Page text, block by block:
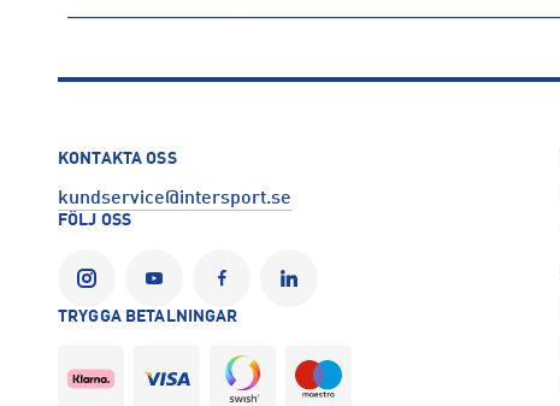
Leverantörens produktnummer: NF0A8G0R
Tillverkaradress: Link 1, Posthofbrug 2-4, 2600, Antwerpen, BE
https://www.thenorthface.com/sv-se/help-
KONTAKTA OSS
kundservice@intersport.se
FÖLJ OSS
TRYGGA BETALNINGAR